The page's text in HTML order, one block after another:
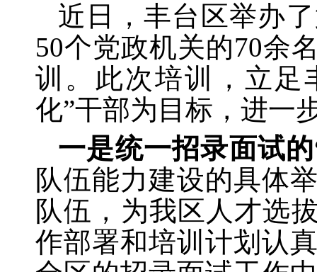
近日，丰台区举办
50个党政机关的70余
训。此次培训，立足
化”干部为目标，进一
一是统一招录面试的
队伍能力建设的具体
队伍，为我区人才选
作部署和培训计划认